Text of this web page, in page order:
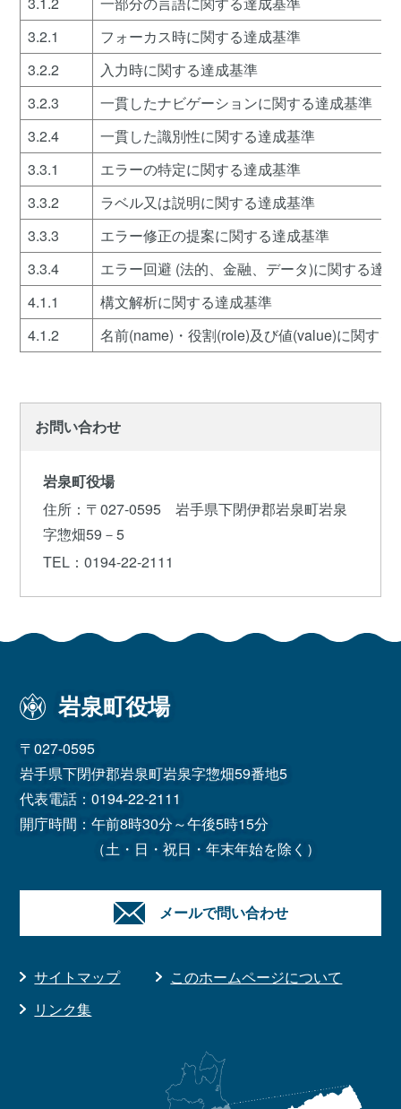
3.2.1
フォーカス時に関する達成基準
3.2.2
入力時に関する達成基準
3.2.3
一貫したナビゲーションに関する達成基準
3.2.4
一貫した識別性に関する達成基準
3.3.1
エラーの特定に関する達成基準
3.3.2
ラベル又は説明に関する達成基準
3.3.3
エラー修正の提案に関する達成基準
3.3.4
エラー回避 (法的、金融、データ)に関する達
4.1.1
構文解析に関する達成基準
4.1.2
名前(name)・役割(role)及び値(value)に関する
お問い合わせ
岩泉町役場
住所 ：〒027-0595 岩手県下閉伊郡岩泉町岩泉
字惣畑59－5
TEL ：0194-22-2111
岩泉町役場
〒027-0595
岩手県下閉伊郡岩泉町岩泉字惣畑59番地5
代表電話：0194-22-2111
開庁時間：午前8時30分～午後5時15分
（土・日・祝日・年末年始を除く）
メールで問い合わせ
サイトマップ
このホームページについて
リンク集